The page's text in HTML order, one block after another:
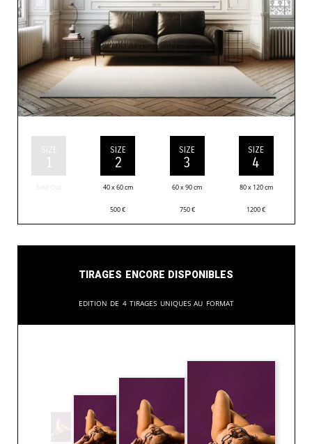
SIZE
1
SIZE
2
40 x 60 cm
500€
SIZE
3
60 x 90 cm
750€
SIZE
4
80 x 120 cm
1200€
Tirages encore disponibles
Edition de 4 tirages uniques au format